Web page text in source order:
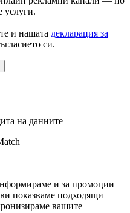
услуги.
и нашата декларация за
си.
на данните
и за промоции
показваме подходящи
вашите